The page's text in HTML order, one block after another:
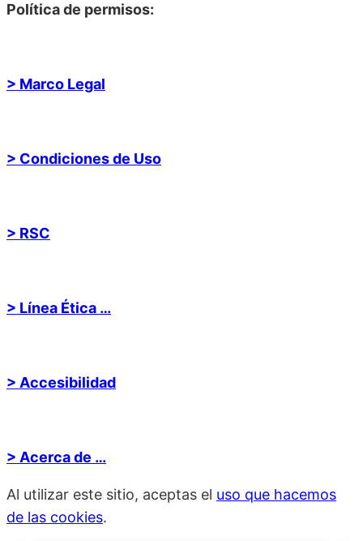
Política de permisos:
> Marco Legal
> Condiciones de Uso
> RSC
> Línea Ética …
> Accesibilidad
> Acerca de …
Al utilizar este sitio, aceptas el uso que hacemos
de las cookies.